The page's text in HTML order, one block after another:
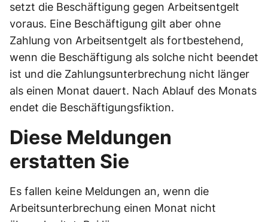
setzt die Beschäftigung gegen Arbeitsentgelt
voraus. Eine Beschäftigung gilt aber ohne
Zahlung von Arbeitsentgelt als fortbestehend,
wenn die Beschäftigung als solche nicht beendet
ist und die Zahlungsunterbrechung nicht länger
als einen Monat dauert. Nach Ablauf des Monats
endet die Beschäftigungsfiktion.
Diese Meldungen
erstatten Sie
Es fallen keine Meldungen an, wenn die
Arbeitsunterbrechung einen Monat nicht